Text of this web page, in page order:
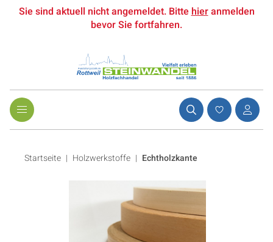
Sie sind aktuell nicht angemeldet. Bittehieranmelden
bevor Sie fortfahren.
Startseite Holzwerkstoffe | Echtholzkante